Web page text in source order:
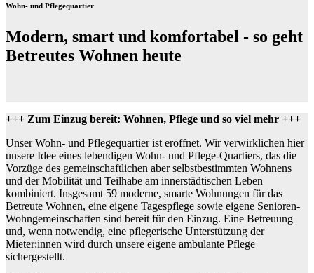
Wohn- und Pflegequartier
Modern, smart und komfortabel - so geht
Betreutes Wohnen heute
+++ Zum Einzug bereit: Wohnen, Pflege und so viel mehr +++
Unser Wohn- und Pflegequartier ist eröffnet. Wir verwirklichen hier
unsere Idee eines lebendigen Wohn- und Pflege-Quartiers, das die
Vorzüge des gemeinschaftlichen aber selbstbestimmten Wohnens
und der Mobilität und Teilhabe am innerstädtischen Leben
kombiniert. Insgesamt 59 moderne, smarte Wohnungen für das
Betreute Wohnen, eine eigene Tagespflege sowie eigene Senioren-
Wohngemeinschaften sind bereit für den Einzug. Eine Betreuung
und, wenn notwendig, eine pflegerische Unterstützung der
Mieter:innen wird durch unsere eigene ambulante Pflege
sichergestellt.